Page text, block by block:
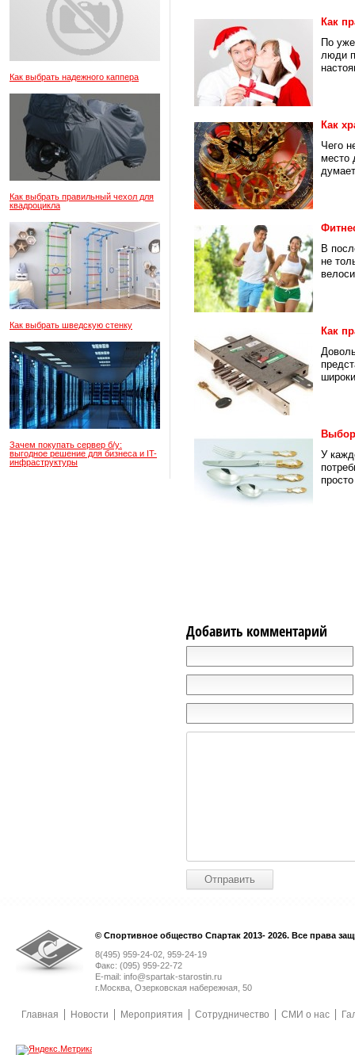
Как выбрать надежного каппера
Как выбрать правильный чехол для
квадроцикла
Как выбрать шведскую стенку
Зачем покупать сервер б/у:
выгодное решение для бизнеса и IT-
инфраструктуры
Как
По
люди
Как
Чего
место
В
не
Как
У
Добавить комментарий
© Спортивное общество Спартак 2013- 2026. Все права
8(495) 959-24-02, 959-24-19
Факс: (095) 959-22-72
E-mail: info@spartak-starostin.ru
г.Москва, Озерковская набережная, 50
Главная Новости Мероприятия Сотрудничество СМИ о нас